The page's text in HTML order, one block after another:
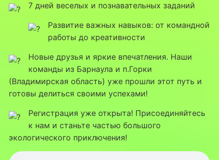
7 дней веселых и познавательных заданий
Развитие важных навыков: от командной
работы до креативности
Новые друзья и яркие впечатления. Наши
команды из Барнаула и п.Горки
(Владимирская область) уже прошли этот путь и
готовы делиться своими успехами!
Регистрация уже открыта! Присоединяйтесь
к нам и станьте частью большого
экологического приключения!